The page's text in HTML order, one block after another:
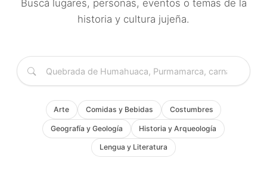
Buscá lugares, personas, eventos o temas de la
historia y cultura jujeña.
Arte Comidas y Bebidas Costumbres
Geografía y Geología Historia y Arqueología
Lengua y Literatura